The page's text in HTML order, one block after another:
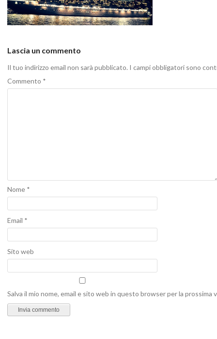
Lascia un commento
Il tuo indirizzo email non sarà pubblicato. I campi obbligatori sono
Commento *
Nome *
Email *
Sito web
Salva il mio nome, email e sito web in questo browser per la prossima